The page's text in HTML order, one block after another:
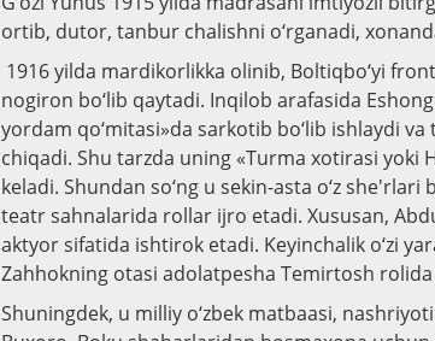
ortib, dutor, tanbur chalishni o‘rganadi,
1916 yilda mardikorlikka olinib, Boltiqbo‘yi
nogiron bo‘lib qaytadi. Inqilob arafasida
yordam qo‘mitasi»da sarkotib bo‘lib ishlaydi
chiqadi. Shu tarzda uning «Turma xotirasi yoki
keladi. Shundan so‘ng u sekin-asta o‘z
teatr sahnalarida rollar ijro etadi. Xususan,
aktyor sifatida ishtirok etadi. Keyinchalik o‘zi
Zahhokning otasi adolatpesha Temirtosh rolida
Shuningdek, u milliy o‘zbek matbaasi,